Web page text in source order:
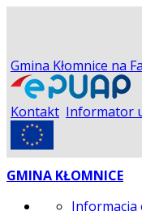
Gmina Kłomnice na
Kontakt Informator
GMINA KŁOMNICE
Informacja